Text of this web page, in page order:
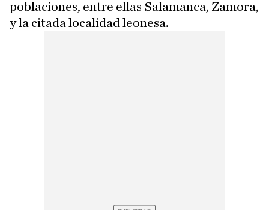
poblaciones, entre ellas Salamanca, Zamora,
y la citada localidad leonesa.